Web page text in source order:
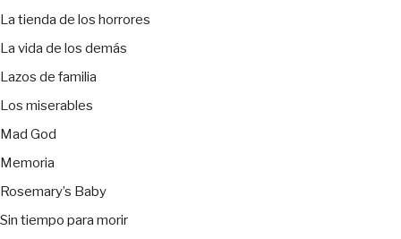
La tienda de los horrores
La vida de los demás
Lazos de familia
Los miserables
Mad God
Memoria
Rosemary’s Baby
Sin tiempo para morir